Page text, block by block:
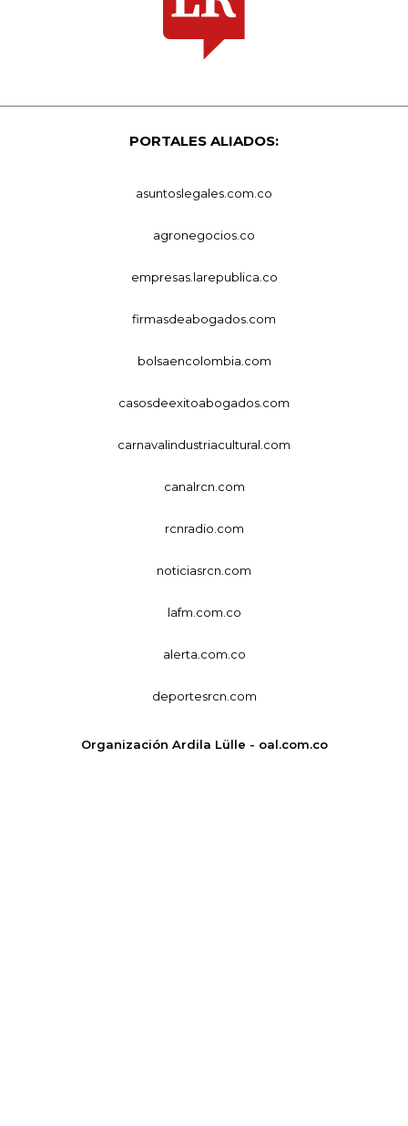
PORTALES ALIADOS:
asuntoslegales.com.co
agronegocios.co
empresas.larepublica.co
firmasdeabogados.com
bolsaencolombia.com
casosdeexitoabogados.com
carnavalindustriacultural.com
canalrcn.com
rcnradio.com
noticiasrcn.com
lafm.com.co
alerta.com.co
deportesrcn.com
Organización Ardila Lülle - oal.com.co